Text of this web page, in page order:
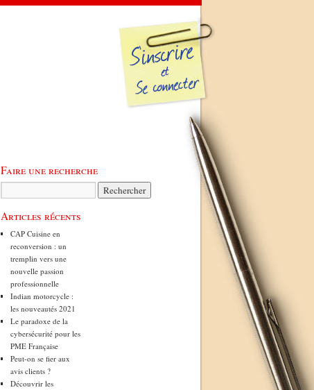
Faire une recherche
Articles récents
CAP Cuisine en
reconversion : un
tremplin vers une
nouvelle passion
professionnelle
Indian motorcycle :
les nouveautés 2021
Le paradoxe de la
cybersécurité pour les
PME Française
Peut-on se fier aux
avis clients ?
Découvrir les